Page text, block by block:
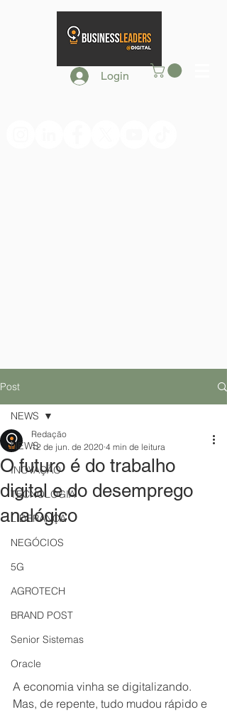
Login
Post
NEWS
INOVAÇÃO
TECNOLOGIA
LIDERANÇA
NEGÓCIOS
5G
AGROTECH
BRAND POST
Senior Sistemas
Oracle
NEWS
O futuro é do trabalho
digital e do desemprego
analógico
Redação
12 de jun. de 2020 4 min de leitura
A economia vinha se digitalizando.
Mas, de repente, tudo mudou rápido e